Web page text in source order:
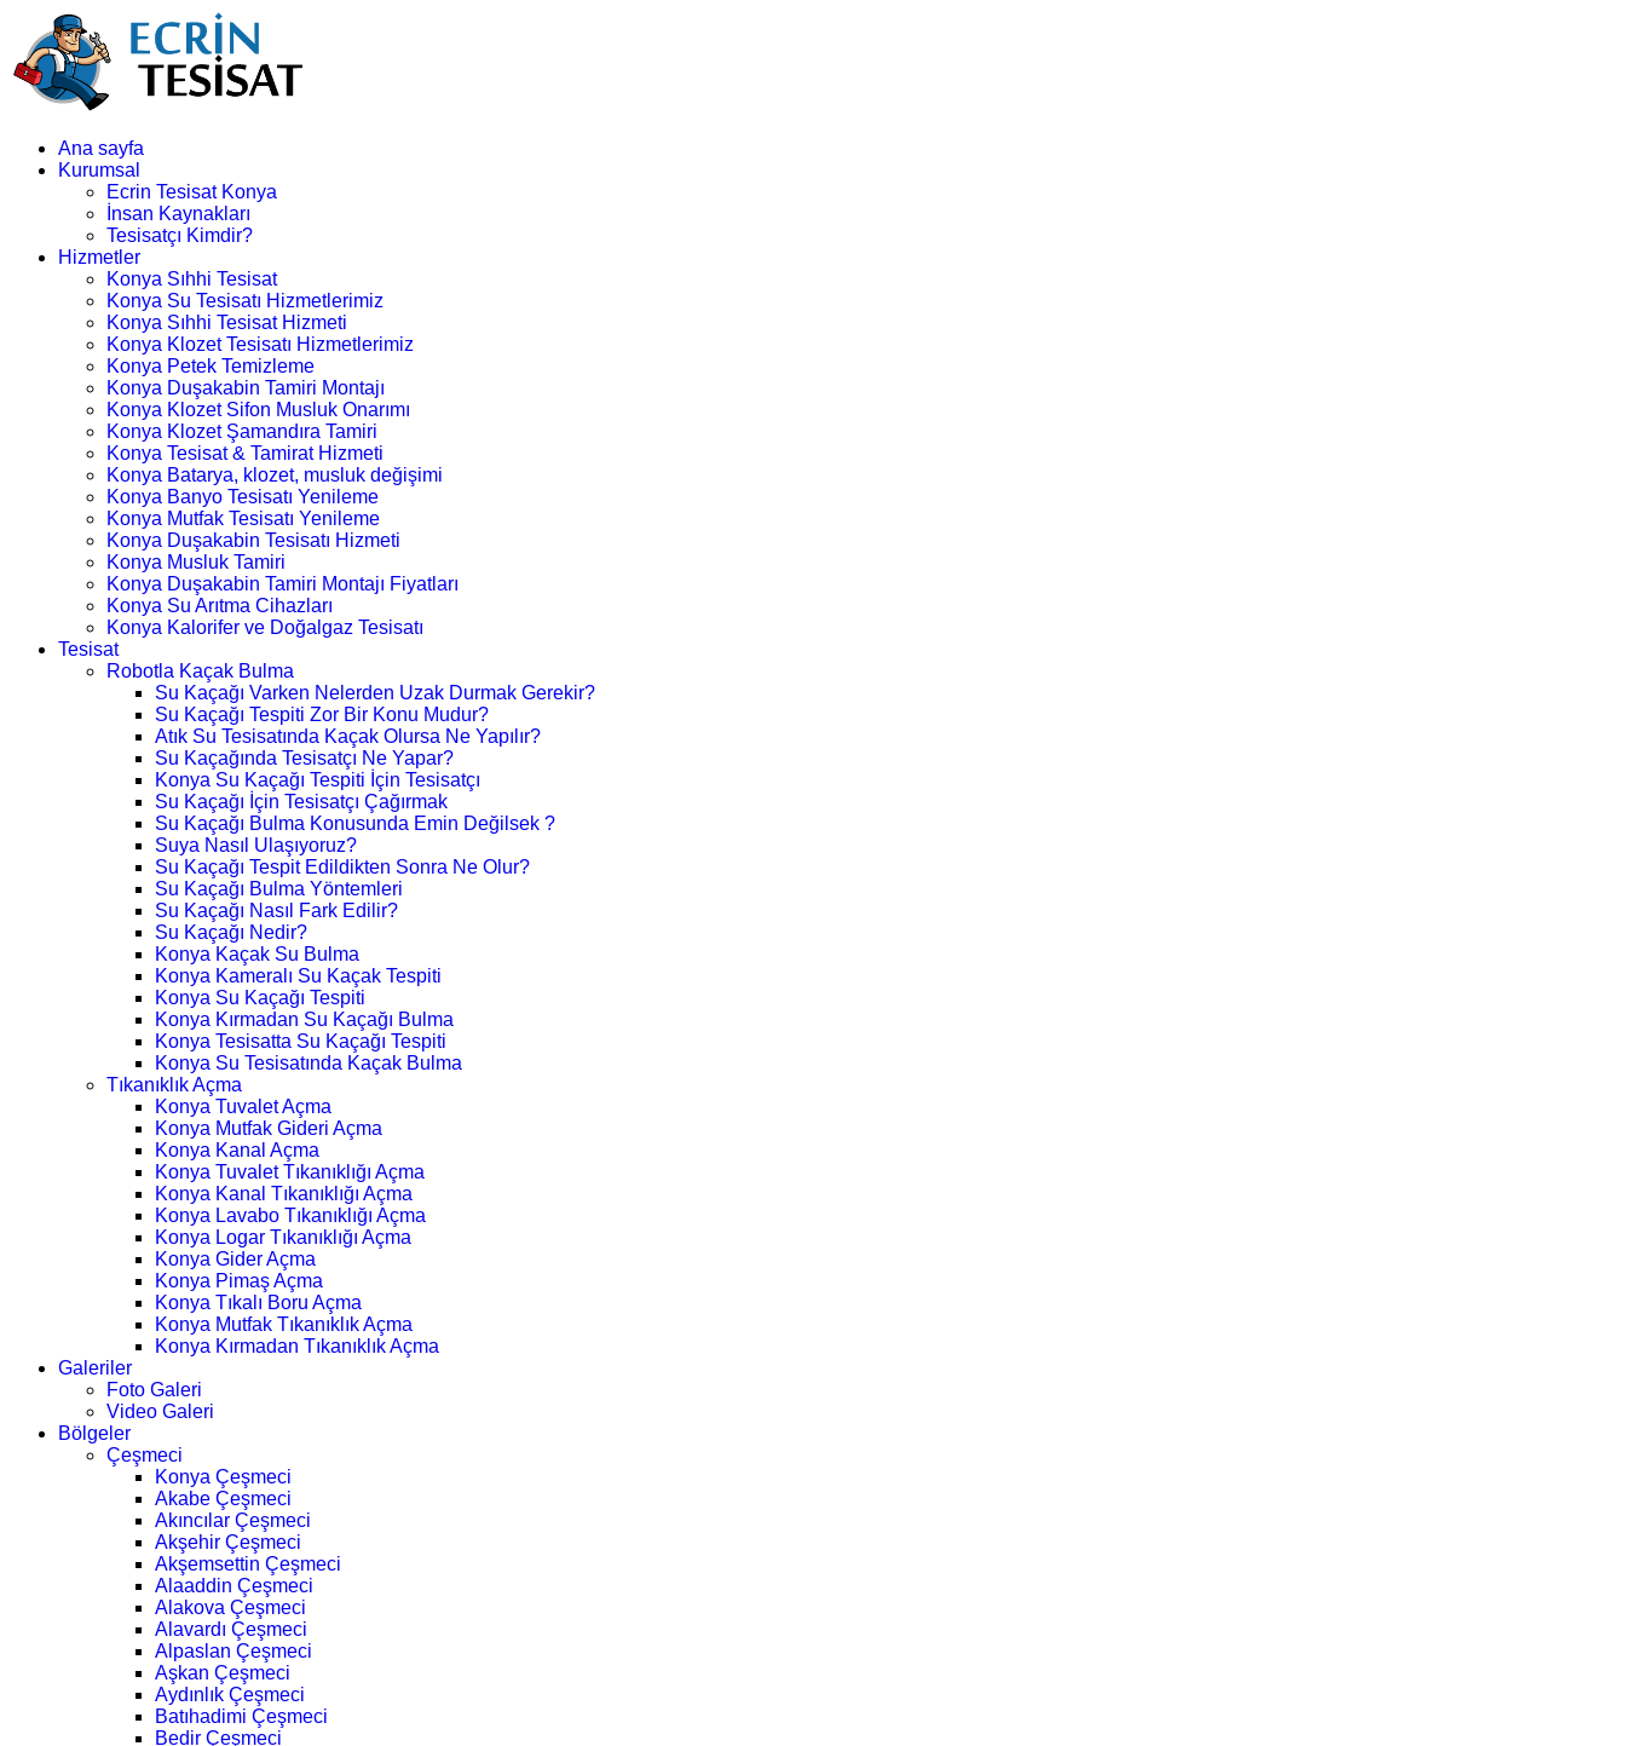
Ana sayfa
Kurumsal
Ecrin Tesisat Konya
İnsan Kaynakları
Tesisatçı Kimdir?
Hizmetler
Konya Sıhhi Tesisat
Konya Su Tesisatı Hizmetlerimiz
Konya Sıhhi Tesisat Hizmeti
Konya Klozet Tesisatı Hizmetlerimiz
Konya Petek Temizleme
Konya Duşakabin Tamiri Montajı
Konya Klozet Sifon Musluk Onarımı
Konya Klozet Şamandıra Tamiri
Konya Tesisat & Tamirat Hizmeti
Konya Batarya, klozet, musluk değişimi
Konya Banyo Tesisatı Yenileme
Konya Mutfak Tesisatı Yenileme
Konya Duşakabin Tesisatı Hizmeti
Konya Musluk Tamiri
Konya Duşakabin Tamiri Montajı Fiyatları
Konya Su Arıtma Cihazları
Konya Kalorifer ve Doğalgaz Tesisatı
Tesisat
Robotla Kaçak Bulma
Su Kaçağı Varken Nelerden Uzak Durmak Gerekir?
Su Kaçağı Tespiti Zor Bir Konu Mudur?
Atık Su Tesisatında Kaçak Olursa Ne Yapılır?
Su Kaçağında Tesisatçı Ne Yapar?
Konya Su Kaçağı Tespiti İçin Tesisatçı
Su Kaçağı İçin Tesisatçı Çağırmak
Su Kaçağı Bulma Konusunda Emin Değilsek ?
Suya Nasıl Ulaşıyoruz?
Su Kaçağı Tespit Edildikten Sonra Ne Olur?
Su Kaçağı Bulma Yöntemleri
Su Kaçağı Nasıl Fark Edilir?
Su Kaçağı Nedir?
Konya Kaçak Su Bulma
Konya Kameralı Su Kaçak Tespiti
Konya Su Kaçağı Tespiti
Konya Kırmadan Su Kaçağı Bulma
Konya Tesisatta Su Kaçağı Tespiti
Konya Su Tesisatında Kaçak Bulma
Tıkanıklık Açma
Konya Tuvalet Açma
Konya Mutfak Gideri Açma
Konya Kanal Açma
Konya Tuvalet Tıkanıklığı Açma
Konya Kanal Tıkanıklığı Açma
Konya Lavabo Tıkanıklığı Açma
Konya Logar Tıkanıklığı Açma
Konya Gider Açma
Konya Pimaş Açma
Konya Tıkalı Boru Açma
Konya Mutfak Tıkanıklık Açma
Konya Kırmadan Tıkanıklık Açma
Galeriler
Foto Galeri
Video Galeri
Bölgeler
Çeşmeci
Konya Çeşmeci
Akabe Çeşmeci
Akıncılar Çeşmeci
Akşehir Çeşmeci
Akşemsettin Çeşmeci
Alaaddin Çeşmeci
Alakova Çeşmeci
Alavardı Çeşmeci
Alpaslan Çeşmeci
Aşkan Çeşmeci
Aydınlık Çeşmeci
Batıhadimi Çeşmeci
Bedir Çeşmeci